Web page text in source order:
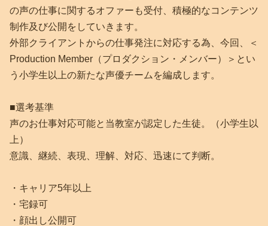
の声の仕事に関するオファーも受付、積極的なコンテンツ
制作及び公開をしていきます。
外部クライアントからの仕事発注に対応する為、今回、＜
Production Member（プロダクション・メンバー）＞とい
う小学生以上の新たな声優チームを編成します。
■選考基準
声のお仕事対応可能と当教室が認定した生徒。（小学生以
上）
意識、継続、表現、理解、対応、迅速にて判断。
・キャリア5年以上
・宅録可
・顔出し公開可